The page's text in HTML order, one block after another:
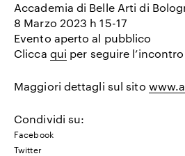
Accademia di Belle Arti di
8 Marzo 2023 h 15-17
Evento aperto al pubblico
Clicca qui per seguire
Maggiori dettagli sul sito
Condividi su:
Facebook
Twitter